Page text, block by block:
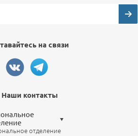
на связи
Наши контакты
Выберите отделение
отделение